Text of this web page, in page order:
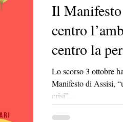
Il
centro
centro la
Lo scorso 3 ottobre
Manifesto di Assisi,
crisi”...